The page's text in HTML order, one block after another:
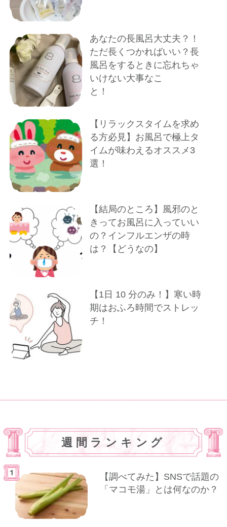
あなたの長風呂大丈夫？！
ただ長くつかればいい？長
風呂をするときに忘れちゃ
いけない大事なこ
と！
【リラックスタイムを求め
る方必見】お風呂で極上タ
イムが味わえるオススメ3
選！
【結局のところ】風邪のと
きってお風呂に入っていい
の？インフルエンザの時
は？【どうなの】
【1⽇ 10 分のみ！】寒い時
期はおふろ時間でストレッ
チ！
週間ランキング
【調べてみた】SNSで話題の
「マコモ湯」とは何なのか？